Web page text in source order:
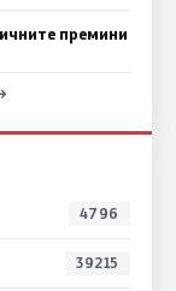
премини
4796
39215